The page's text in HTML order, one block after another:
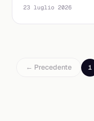
23 luglio 2026
← Precedente 1